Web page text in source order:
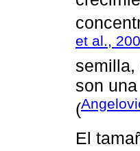
et al.,
semilla,
son
(
El